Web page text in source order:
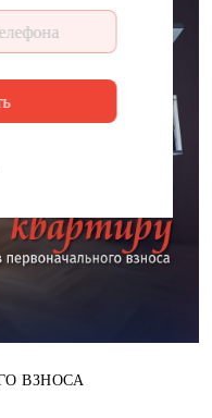
СЕКУНДА
ВЗНОСА